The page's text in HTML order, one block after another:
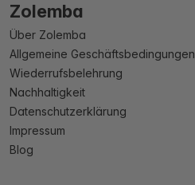
Zolemba
Über Zolemba
Allgemeine Geschäftsbedingungen
Wiederrufsbelehrung
Nachhaltigkeit
Datenschutzerklärung
Impressum
Blog